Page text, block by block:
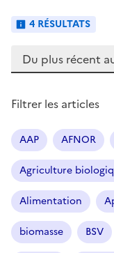
4 RÉSULTATS
Trier les articles :
Filtrer les articles
AAP AFNOR
Agriculture
Alimentation
biomasse BSV